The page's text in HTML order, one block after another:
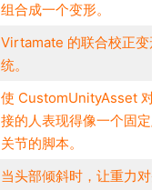
组合成一个变形。
Virtamate 的联合校正变
统。
使 CustomUnityAsset 对
接的人表现得像一个固定/
关节的脚本。
当头部倾斜时，让重力对